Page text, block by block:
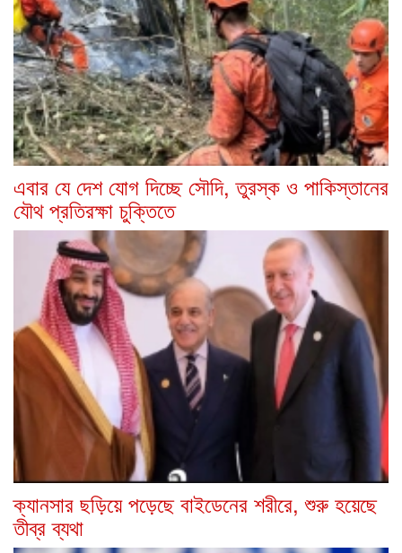
এবার যে দেশ যোগ দিচ্ছে সৌদি, তুরস্ক ও পাকিস্তানের
যৌথ প্রতিরক্ষা চুক্তিতে
ক্যানসার ছড়িয়ে পড়েছে বাইডেনের শরীরে, শুরু হয়েছে
তীব্র ব্যথা